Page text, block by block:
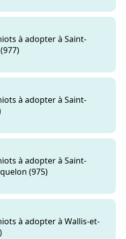
à adopter à Saint-
à adopter à Saint-
à adopter à Saint-
(975)
à adopter à Wallis-et-